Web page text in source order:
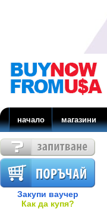
начало магазини
Закупи ваучер
Как да купя?